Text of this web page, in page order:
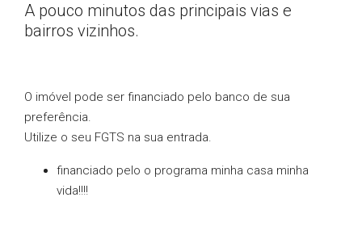
A pouco minutos das principais vias e
bairros vizinhos.
O imóvel pode ser financiado pelo banco de sua
preferência.
Utilize o seu FGTS na sua entrada.
financiado pelo o programa minha casa minha
vida!!!!